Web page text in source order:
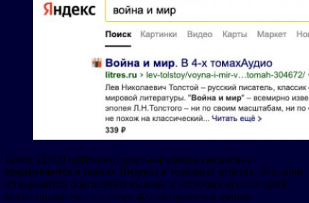
Более 12 000 сайтов интернет-магазинов ежедневно
показываются в поиске Яндекса в товарных ответах. Это один
из вариантов обогащения выдачи, к которому за последний
месяц подключилось более 400 интернет-магазинов.